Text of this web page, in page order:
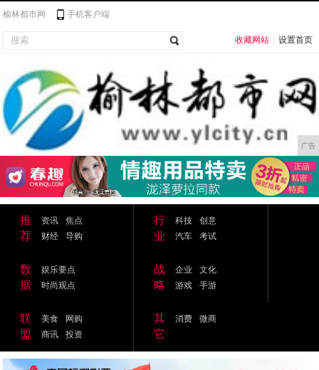
榆林都市网 手机客户端
收藏网站 设置首页
广告
推
荐
资讯
焦点
财经
导购
行
业
科技
创意
汽车
考试
数
据
娱乐要点
时尚观点
战
略
企业
文化
游戏
手游
联
盟
美食
网购
商讯
投资
其
它
消费 微商